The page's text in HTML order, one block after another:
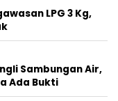
LPG 3 Kg,
Sambungan Air,
Ada Bukti